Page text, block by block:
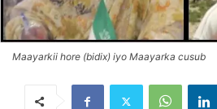
Maayarkii hore (bidix) iyo Maayarka cusub